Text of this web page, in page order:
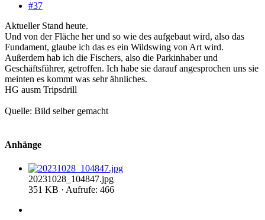
#37
Aktueller Stand heute.
Und von der Fläche her und so wie des aufgebaut wird, also das
Fundament, glaube ich das es ein Wildswing von Art wird.
Außerdem hab ich die Fischers, also die Parkinhaber und
Geschäftsführer, getroffen. Ich habe sie darauf angesprochen uns sie
meinten es kommt was sehr ähnliches.
HG ausm Tripsdrill
Quelle: Bild selber gemacht
Anhänge
20231028_104847.jpg
351 KB · Aufrufe: 466